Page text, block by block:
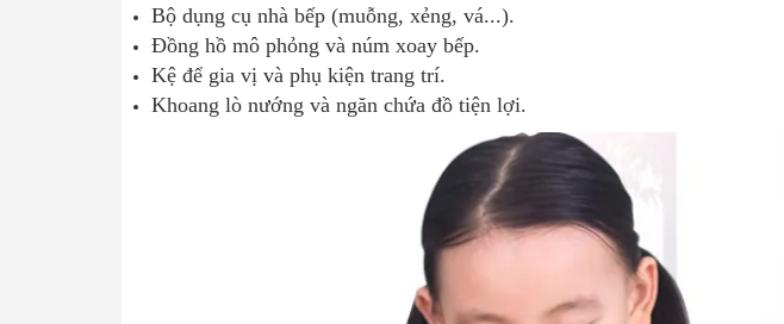
Bộ dụng cụ nhà bếp (muỗng, xẻng, vá...).
Đồng hồ mô phỏng và núm xoay bếp.
Kệ để gia vị và phụ kiện trang trí.
Khoang lò nướng và ngăn chứa đồ tiện lợi.